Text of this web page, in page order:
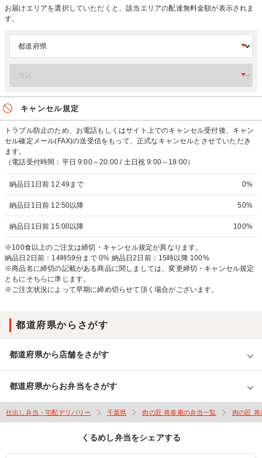
お届けエリアを選択していただくと、該当エリアの配達無料金額が表示されま
す。
キャンセル規定
トラブル防止のため、お電話もしくはサイト上でのキャンセル受付後、キャン
セル確定メール(FAX)の送受信をもって、正式なキャンセルとさせていただき
ます。
（電話受付時間：平日 9:00～20:00 / 土日祝 9:00～18:00）
納品日1日前 12:49まで 0%
納品日1日前 12:50以降 50%
納品日1日前 15:00以降 100%
※100食以上のご注文は締切・キャンセル規定が異なります。
納品日2日前：14時59分まで 0% 納品日2日前：15時以降 100%
※商品名に締切の記載がある商品に関しましては、変更締切・キャンセル規定
ともにそちらに準じます。
※ご注文状況によって早期に締め切らせて頂く場合がございます。
都道府県からさがす
都道府県から店舗をさがす
都道府県からお弁当をさがす
仕出し弁当・宅配デリバリー 千葉県 肉の匠 将泰庵の弁当一覧 肉の匠 将
くるめし弁当をシェアする